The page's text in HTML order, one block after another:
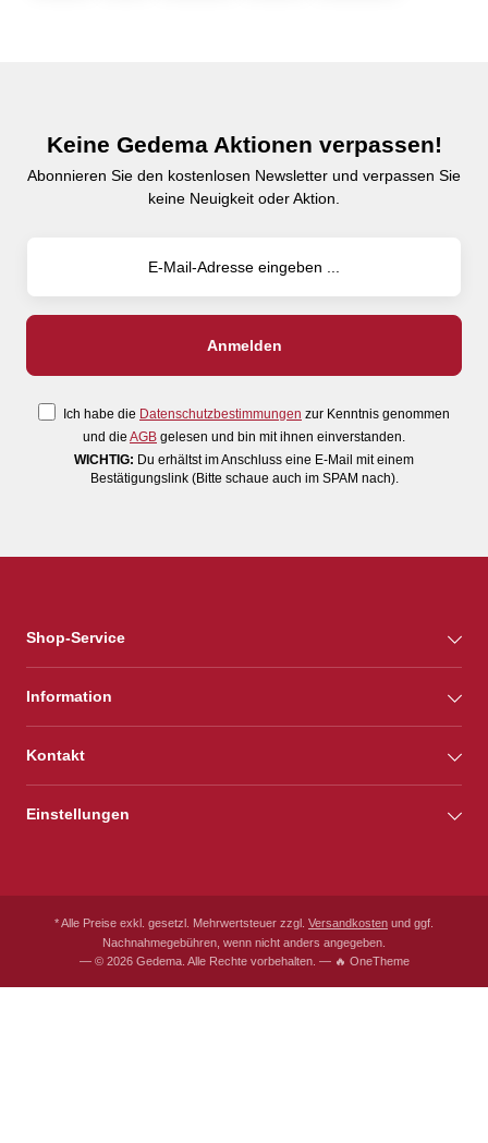
Keine Gedema Aktionen verpassen!
Abonnieren Sie den kostenlosen Newsletter und verpassen Sie
keine Neuigkeit oder Aktion.
Ich habe die Datenschutzbestimmungen zur Kenntnis genommen
und die AGB gelesen und bin mit ihnen einverstanden.
WICHTIG: Du erhältst im Anschluss eine E-Mail mit einem
Bestätigungslink (Bitte schaue auch im SPAM nach).
Shop-Service
Information
Kontakt
Einstellungen
* Alle Preise exkl. gesetzl. Mehrwertsteuer zzgl. Versandkosten und ggf.
Nachnahmegebühren, wenn nicht anders angegeben.
— © 2026 Gedema. Alle Rechte vorbehalten. — 🔥 OneTheme